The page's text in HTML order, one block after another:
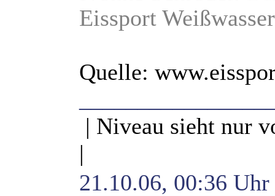
Eissport
Quelle:
| Niveau sieht nur
|
21.10.06, 00:36 Uhr